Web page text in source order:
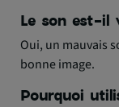
Le son est-il
Oui, un mauvais
bonne image.
Pourquoi